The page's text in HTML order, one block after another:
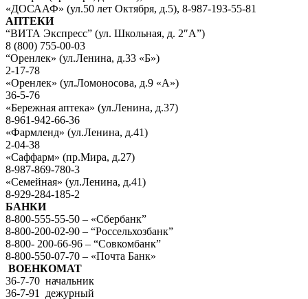
«ДОСААФ» (ул.50 лет Октября, д.5), 8-987-193-55-81
АПТЕКИ
“ВИТА Экспресс” (ул. Школьная, д. 2″А”)
8 (800) 755-00-03
“Оренлек» (ул.Ленина, д.33 «Б»)
2-17-78
«Оренлек» (ул.Ломоносова, д.9 «А»)
36-5-76
«Бережная аптека» (ул.Ленина, д.37)
8-961-942-66-36
«Фармленд» (ул.Ленина, д.41)
2-04-38
«Саффарм» (пр.Мира, д.27)
8-987-869-780-3
«Семейная» (ул.Ленина, д.41)
8-929-284-185-2
БАНКИ
8-800-555-55-50 – «Сбербанк”
8-800-200-02-90 – “Россельхозбанк”
8-800- 200-66-96 – “Совкомбанк”
8-800-550-07-70 – «Почта Банк»
ВОЕНКОМАТ
36-7-70 начальник
36-7-91 дежурный